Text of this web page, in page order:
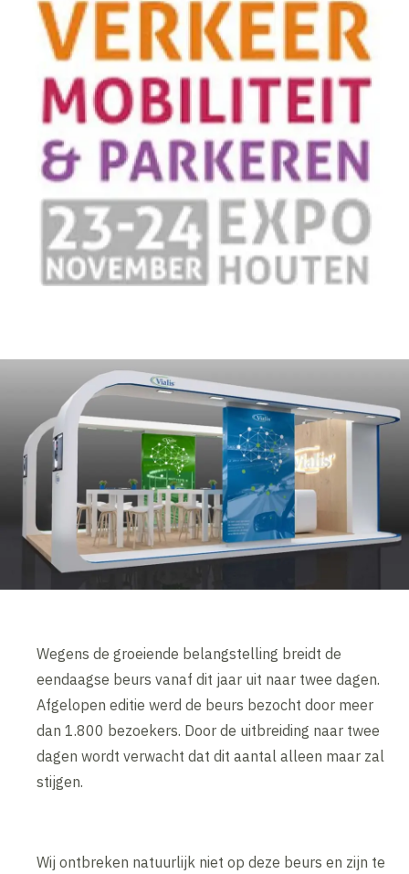
Wegens de groeiende belangstelling breidt de
eendaagse beurs vanaf dit jaar uit naar twee dagen.
Afgelopen editie werd de beurs bezocht door meer
dan 1.800 bezoekers. Door de uitbreiding naar twee
dagen wordt verwacht dat dit aantal alleen maar zal
stijgen.
Wij ontbreken natuurlijk niet op deze beurs en zijn te